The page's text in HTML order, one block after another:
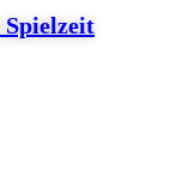
Spielzeit